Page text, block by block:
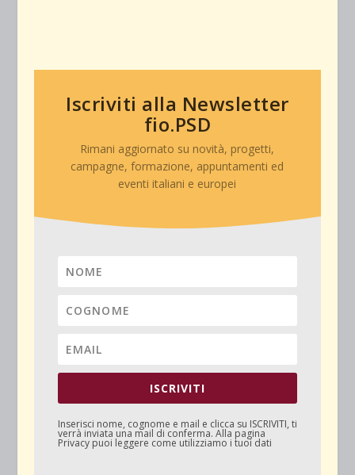
Iscriviti alla Newsletter
fio.PSD
Rimani aggiornato su novità, progetti,
campagne, formazione, appuntamenti ed
eventi italiani e europei
ISCRIVITI
Inserisci nome, cognome e mail e clicca su ISCRIVITI, ti
verrà inviata una mail di conferma. Alla pagina
Privacypuoi leggere come utilizziamo i tuoi dati